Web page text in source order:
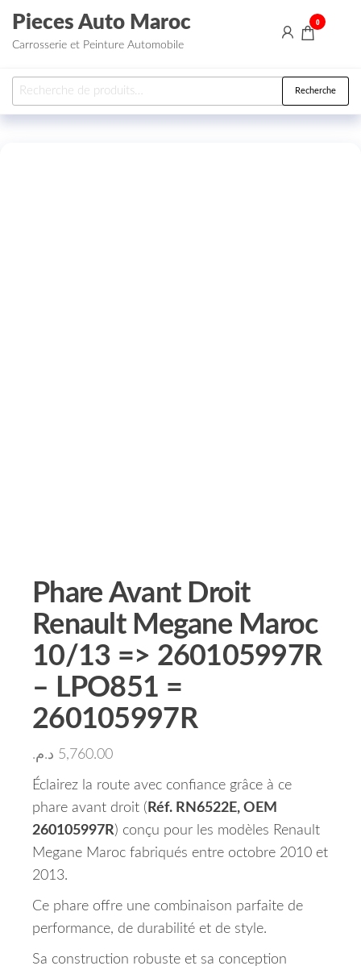
Aller au contenu
Pieces Auto Maroc
Carrosserie et Peinture Automobile
0
Recherche pour : Recherche
Phare Avant Droit
Renault Megane Maroc
10/13 => 260105997R
– LPO851 =
260105997R
5,760.00 د.م.
Éclairez la route avec confiance grâce à ce
phare avant droit ( Réf. RN6522E, OEM
260105997R) conçu pour les modèles Renault
Megane Maroc fabriqués entre octobre 2010 et
2013.
Ce phare offre une combinaison parfaite de
performance, de durabilité et de style.
Sa construction robuste et sa conception